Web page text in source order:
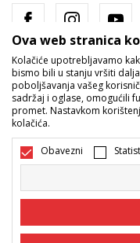
Bosna i Hercegovina
Nastojimo da budemo
Ova web stranica
Kolačiće upotrebljavamo
bismo bili u stanju vršiti
poboljšavanja vašeg
sadržaj i oglase, omogućili
promet. Nastavkom
kolačića.
Obavezni